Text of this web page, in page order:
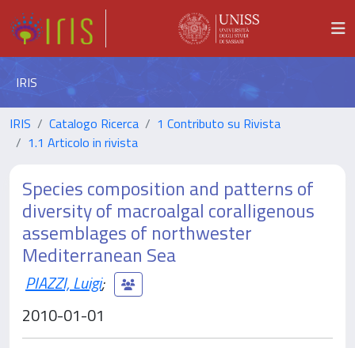
IRIS
IRIS Catalogo Ricerca
1 Contributo su Rivista
1.1 Articolo in rivista
Species composition and patterns of
diversity of macroalgal coralligenous
assemblages of northwester
Mediterranean Sea
PIAZZI, Luigi;
2010-01-01